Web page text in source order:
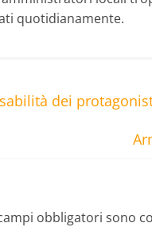
quotidianamente.
dei
obbligatori sono